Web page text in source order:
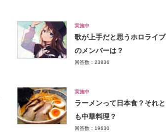
実施中
歌が上手だと思うホロライブ
のメンバーは？
回答数：23836
実施中
ラーメンって日本食？それと
も中華料理？
回答数：19630